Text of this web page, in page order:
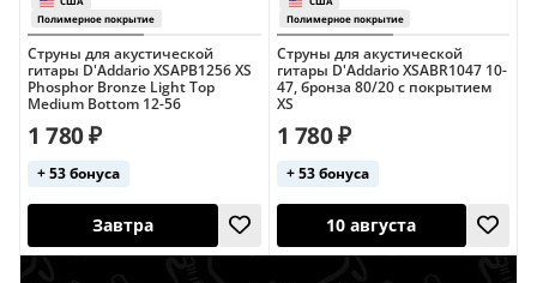
Хит продаж
США
Полимерное покрытие
10 августа
Завтра
Струны для акустической
гитары D'Addario XSAPB1256 XS
Phosphor Bronze Light Top
Medium Bottom 12-56
1 780 ₽
+ 53 бонуса
Струны для акустической
гитары D'Addario XSABR1047 10-
47, бронза 80/20 с покрытием
XS
1 780 ₽
+ 53 бонуса